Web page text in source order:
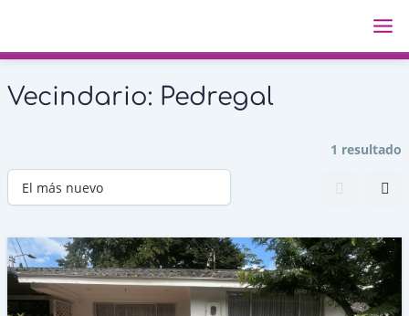
contenido
Vecindario: Pedregal
1 resultado